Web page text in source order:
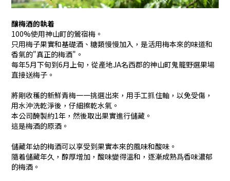
釀梅酒的執着
100%使用神山町的鶯宿梅。
只用梅子果實和基礎酒、糖類慢慢加入，是活用梅本來的味道和
香氣的"真正的梅酒"。
每年5月下旬到6月上旬，從產地JA名西郡的神山町鬼籠野選果場
直接送梅子。
將剛收穫的新鮮青梅一一挑選出來，用手工抓住軸，以免受傷，
用水沖洗乾淨後，仔細擦乾水氣。
本公司醃製約1年，然後取出果實進行儲藏。
這是梅酒的原酒。
儲藏年幼的梅酒可以享受到果實本來的風味和酸味。
隨着儲藏年久，醇厚增加，酸味變得溫和，逐漸成熟爲香味濃郁
的梅酒。